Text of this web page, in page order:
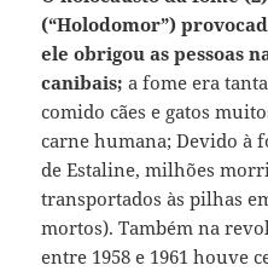
(“Holodomor”)
ele obrigou as pessoas
canibais; a fome era
comido cães e gatos
carne humana; Devido à
de Estaline, milhões
transportados às pilhas
mortos). Também na
entre 1958 e 1961 houve